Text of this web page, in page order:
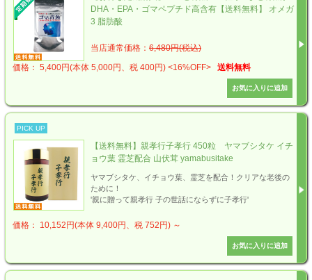
DHA・EPA・ゴマペプチド高含有【送料無料】 オメガ
3 脂肪酸
当店通常価格： 6,480円(税込)
価格： 5,400円(本体 5,000円、税 400円) <16%OFF> 送料無料
PICK UP
【送料無料】親孝行子孝行 450粒 ヤマブシタケ イチ
ョウ葉 霊芝配合 山伏茸 yamabusitake
ヤマブシタケ、イチョウ葉、霊芝を配合！クリアな老後の
ために！
'親に贈って親孝行 子の世話にならずに子孝行'
価格： 10,152円(本体 9,400円、税 752円) ～